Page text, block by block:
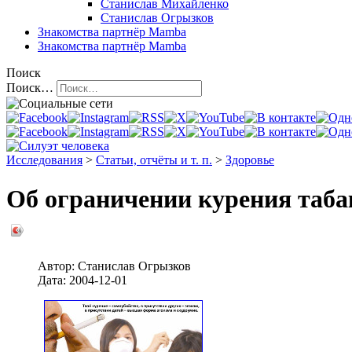
Станислав Михайленко
Станислав Огрызков
Знакомства партнёр Mamba
Знакомства партнёр Mamba
Поиск
Поиск…
Исследования > Статьи, отчёты и т. п. > Здоровье
Об ограничении курения
Автор: Станислав Огрызков
Дата: 2004-12-01